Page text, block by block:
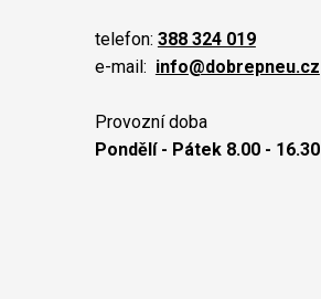
telefon: 388 324 019
e-mail: info@dobrepneu.cz
Provozní doba
Pondělí - Pátek 8.00 - 16.30